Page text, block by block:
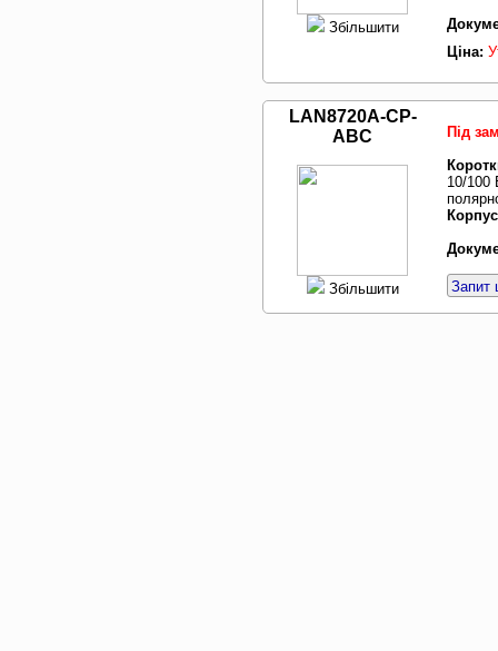
Збільшити
Ціна:
LAN8720A-CP-
ABC
Збільшити
Під
10/100
Запит